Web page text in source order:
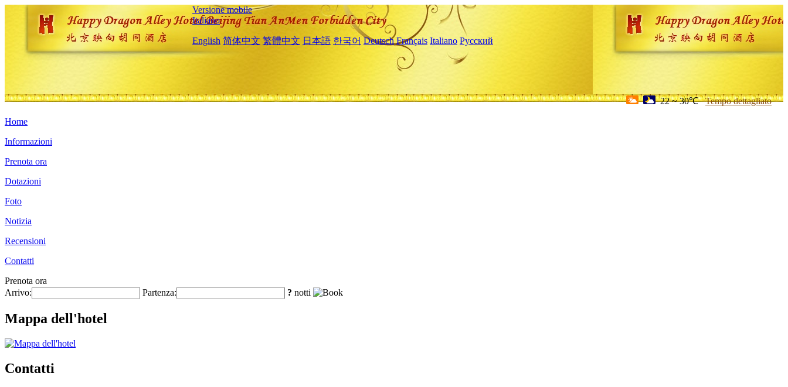
Versione mobile
Italiano
English 简体中文 繁體中文 日本語 한국어 Deutsch Français Italiano Русский
22 ~ 30℃ Tempo dettagliato
Home
Informazioni
Prenota ora
Dotazioni
Foto
Notizia
Recensioni
Contatti
Prenota ora
Arrivo:
Partenza: ? notti
Mappa dell'hotel
Contatti